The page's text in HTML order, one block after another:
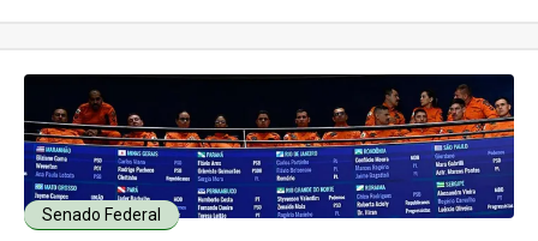
Senado Federal